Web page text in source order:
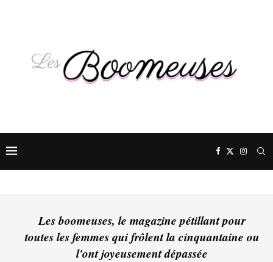
Les boomeuses, le magazine pétillant pour
toutes les femmes qui frôlent la cinquantaine ou
l'ont joyeusement dépassée